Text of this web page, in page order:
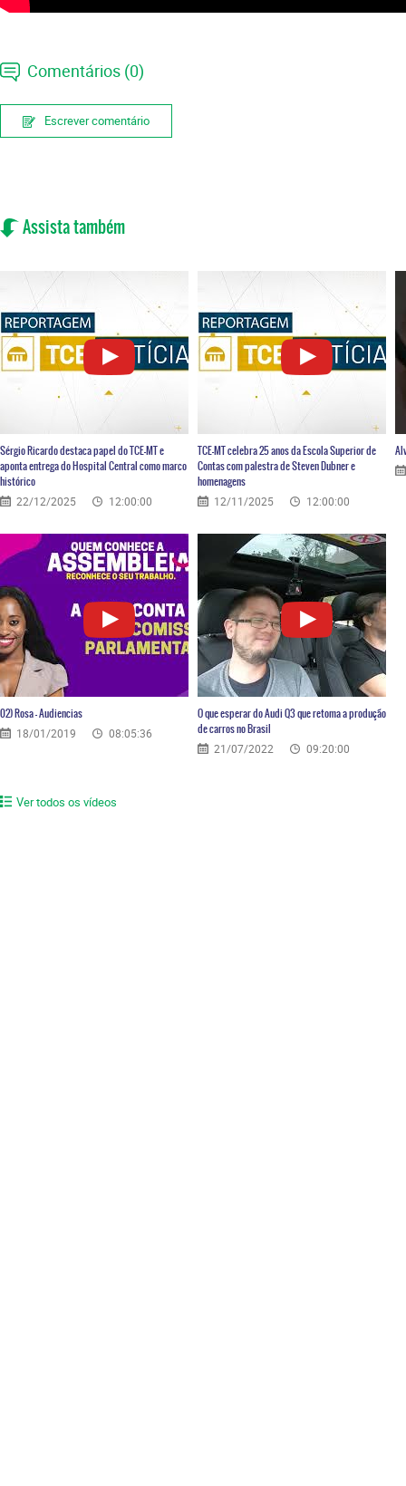
Comentários (0)
Escrever comentário
Assista também
Sérgio Ricardo destaca papel do TCE-MT e
aponta entrega do Hospital Central como marco
histórico
22/12/2025 12:00:00
TCE-MT celebra 25 anos da Escola Superior de
Contas com palestra de Steven Dubner e
homenagens
12/11/2025 12:00:00
02) Rosa – Audiencias
18/01/2019 08:05:36
O que esperar do Audi Q3 que retoma a produção
de carros no Brasil
21/07/2022 09:20:00
Ver todos os vídeos